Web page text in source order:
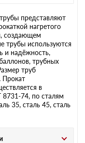
представляют
нагретого
создающем
трубы используются
и надёжность,
трубных
труб
Прокат
в
74, по сталям
35, сталь 45, сталь